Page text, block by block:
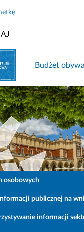
Budżet
osobowych
publicznej na
informacji